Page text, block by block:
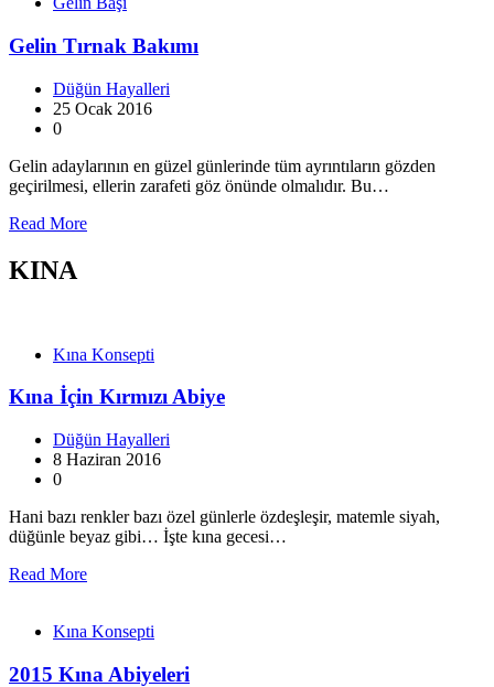
Gelin Tırnak Bakımı
Düğün Hayalleri
25 Ocak 2016
0
Gelin adaylarının en güzel günlerinde tüm ayrıntıların gözden
geçirilmesi, ellerin zarafeti göz önünde olmalıdır. Bu…
Read More
KINA
Kına Konsepti
Kına İçin Kırmızı Abiye
Düğün Hayalleri
8 Haziran 2016
0
Hani bazı renkler bazı özel günlerle özdeşleşir, matemle siyah,
düğünle beyaz gibi… İşte kına gecesi…
Read More
Kına Konsepti
2015 Kına Abiyeleri